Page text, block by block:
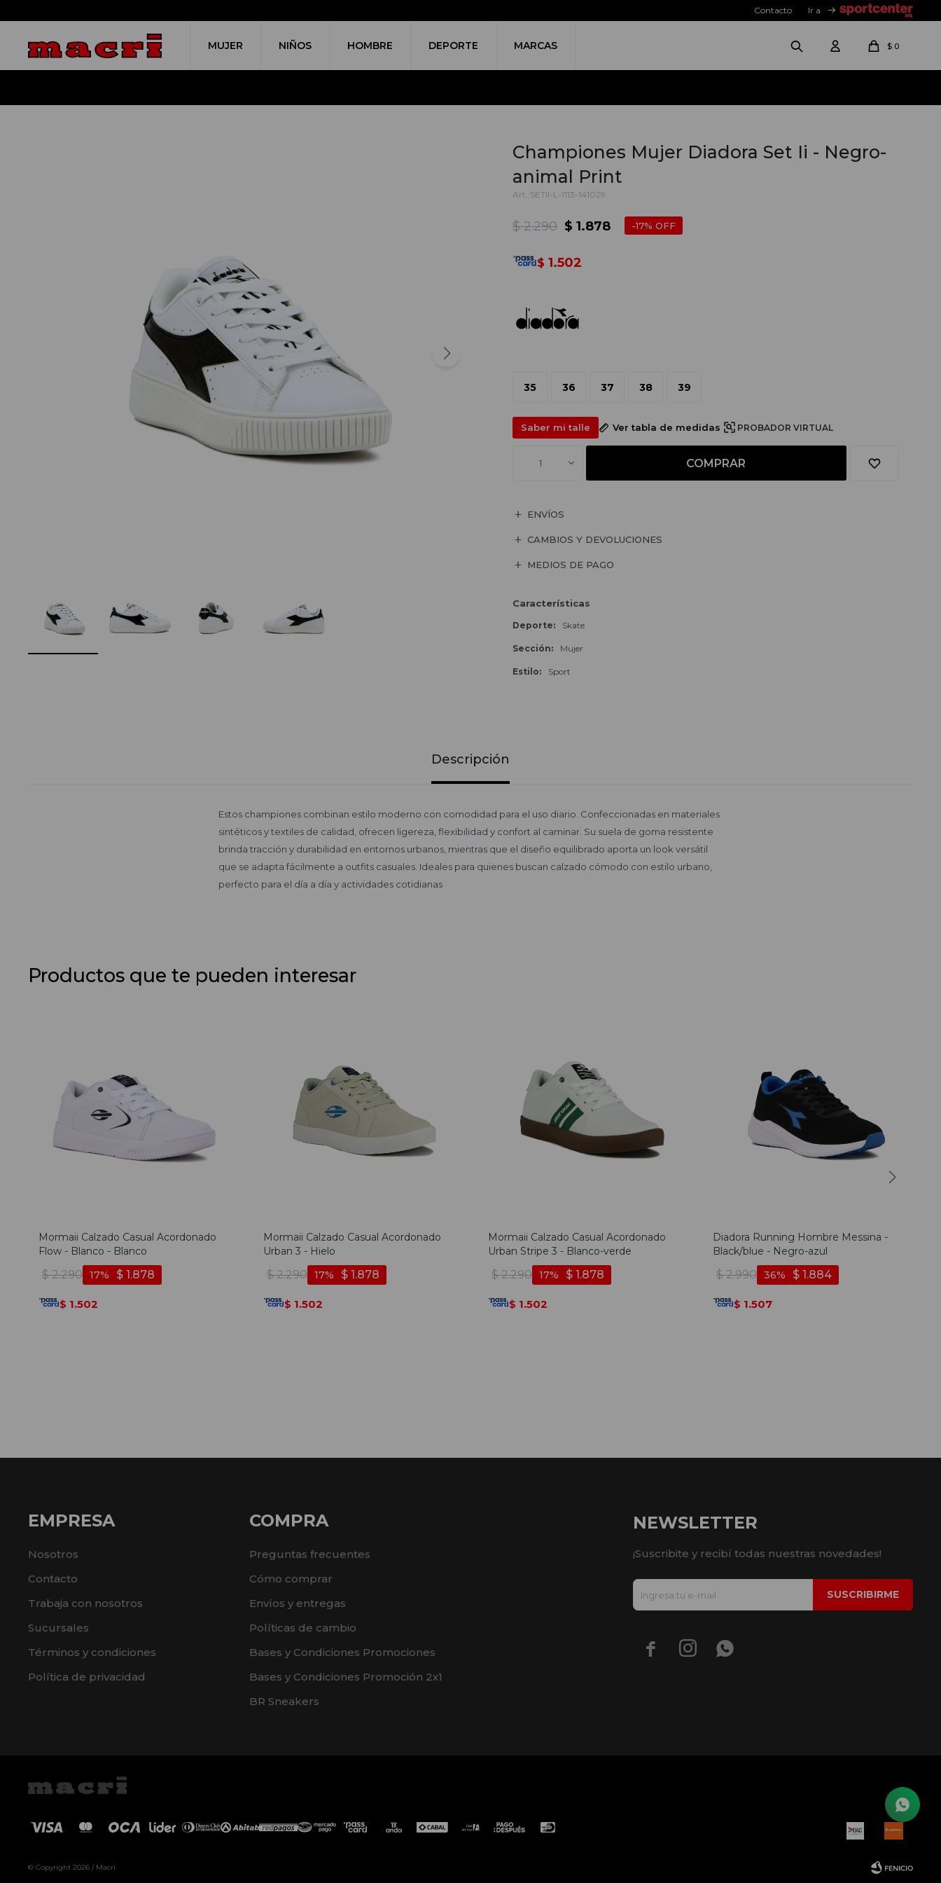
MUJER NIÑOS HOMBRE DEPORTE MARCAS $ 0
Contacto Ir a
Championes Mujer Diadora Set Ii - Negro-
animal Print
SETII-L-1113-141029
$ 1.878
$ 2.290 17
$ 1.502
35 36 37 38 39
Saber mi talle Ver tabla de medidas PROBADOR VIRTUAL
1 COMPRAR
ENVÍOS
CAMBIOS Y DEVOLUCIONES
MEDIOS DE PAGO
Características
Deporte Skate
Sección Mujer
Estilo Sport
Descripción
Estos championes combinan estilo moderno con comodidad para el uso diario. Confeccionadas en materiales
sintéticos y textiles de calidad, ofrecen ligereza, flexibilidad y confort al caminar. Su suela de goma resistente
brinda tracción y durabilidad en entornos urbanos, mientras que el diseño equilibrado aporta un look versátil
que se adapta fácilmente a outfits casuales. Ideales para quienes buscan calzado cómodo con estilo urbano,
perfecto para el día a día y actividades cotidianas
Productos que te pueden interesar
Mormaii Calzado Casual Acordonado
Flow - Blanco - Blanco
$ 2.290 $ 1.878
17
$ 1.502
Mormaii Calzado Casual Acordonado
Urban 3 - Hielo
$ 2.290 $ 1.878
17
$ 1.502
Mormaii Calzado Casual Acordonado
Urban Stripe 3 - Blanco-verde
$ 2.290 $ 1.878
17
$ 1.502
Diadora Running Hombre Messina -
Black/blue - Negro-azul
$ 2.990 $ 1.884
36
$ 1.507
EMPRESA
Nosotros
Contacto
Trabaja con nosotros
Sucursales
Términos y condiciones
Política de privacidad
COMPRA
Preguntas frecuentes
Cómo comprar
Envíos y entregas
Políticas de cambio
Bases y Condiciones Promociones
Bases y Condiciones Promoción 2x1
BR Sneakers
NEWSLETTER
¡Suscribite y recibí todas nuestras novedades!
SUSCRIBIRME
  
© Copyright 2026 / Macri